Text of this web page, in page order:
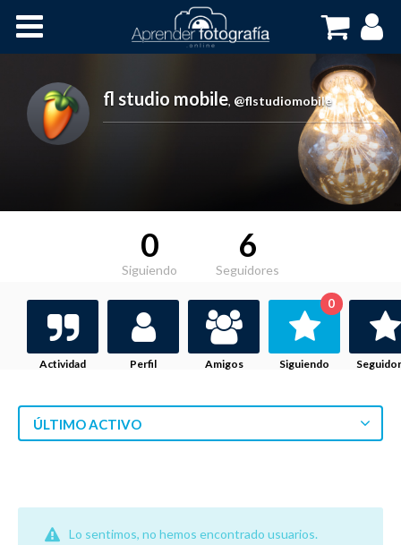
Cursos OnLine
fl studio mobile, @flstudiomobile
0
Siguiendo
6
Seguidores
Actividad Perfil Amigos Siguiendo
0
ÚLTIMO ACTIVO
Lo sentimos, no hemos encontrado usuarios.